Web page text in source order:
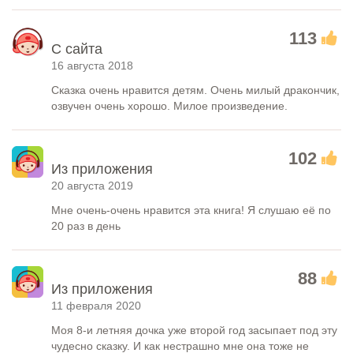
113
С сайта
16 августа 2018
Сказка очень нравится детям. Очень милый дракончик,
озвучен очень хорошо. Милое произведение.
102
Из приложения
20 августа 2019
Мне очень-очень нравится эта книга! Я слушаю её по
20 раз в день
88
Из приложения
11 февраля 2020
Моя 8-и летняя дочка уже второй год засыпает под эту
чудесно сказку. И как нестрашно мне она тоже не